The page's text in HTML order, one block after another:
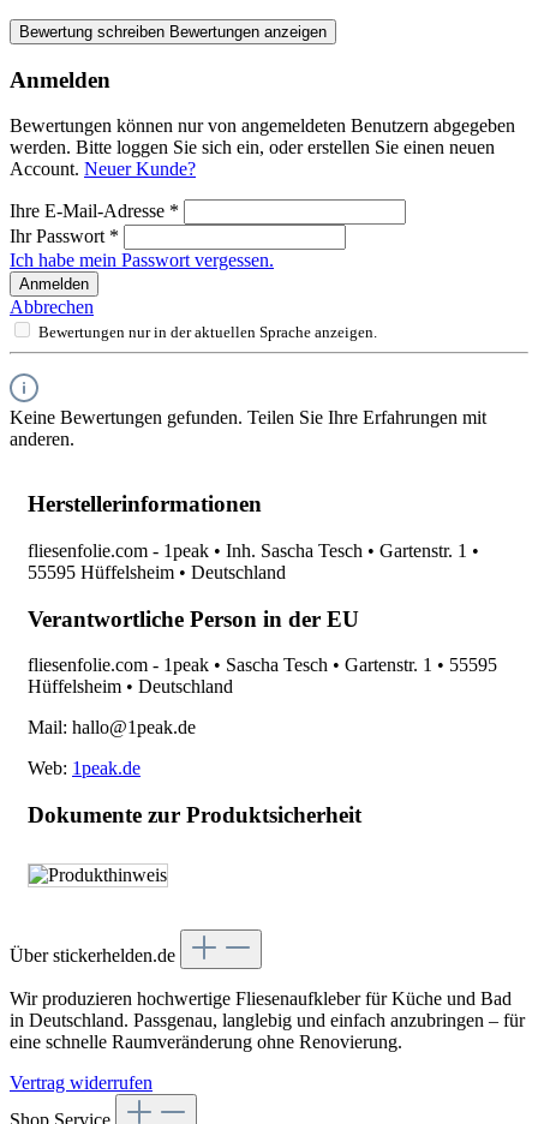
Bewertung schreiben Bewertungen anzeigen
Anmelden
Bewertungen können nur von angemeldeten Benutzern abgegeben
werden. Bitte loggen Sie sich ein, oder erstellen Sie einen neuen
Account. Neuer Kunde?
Ihre E-Mail-Adresse *
Ihr Passwort *
Ich habe mein Passwort vergessen.
Anmelden
Abbrechen
Bewertungen nur in der aktuellen Sprache anzeigen.
Keine Bewertungen gefunden. Teilen Sie Ihre Erfahrungen mit
anderen.
Herstellerinformationen
fliesenfolie.com - 1peak • Inh. Sascha Tesch • Gartenstr. 1 •
55595 Hüffelsheim • Deutschland
Verantwortliche Person in der EU
fliesenfolie.com - 1peak • Sascha Tesch • Gartenstr. 1 • 55595
Hüffelsheim • Deutschland
Mail: hallo@1peak.de
Web: 1peak.de
Dokumente zur Produktsicherheit
Über stickerhelden.de
Wir produzieren hochwertige Fliesenaufkleber für Küche und Bad
in Deutschland. Passgenau, langlebig und einfach anzubringen – für
eine schnelle Raumveränderung ohne Renovierung.
Vertrag widerrufen
Shop Service